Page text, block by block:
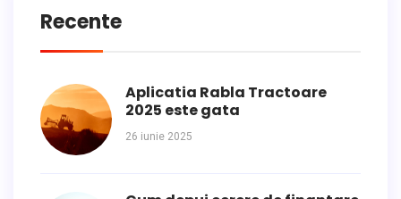
Recente
Aplicatia Rabla Tractoare
2025 este gata
26 iunie 2025